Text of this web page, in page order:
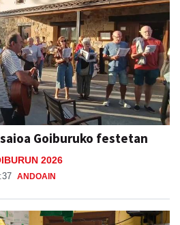
Goiburuko festetan
2026
ANDOAIN